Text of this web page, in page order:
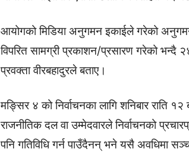
आयोगको मिडिया अनुगमन इकाईले गरेको
विपरित सामग्री प्रकाशन/प्रसारण गरेको भन्दै
प्रवक्ता वीरबहादुरले बताए।
मङ्सिर ४ को निर्वाचनका लागि शनिबार
राजनीतिक दल वा उम्मेदवारले निर्वाचनको
पनि गतिविधि गर्न पाउँदैनन् भने यसै अवधिमा